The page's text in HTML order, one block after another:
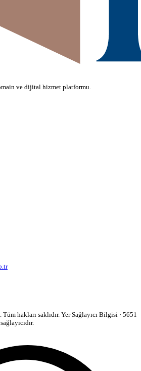
ve dijital hizmet platformu.
hakları saklıdır. Yer Sağlayıcı Bilgisi · 5651